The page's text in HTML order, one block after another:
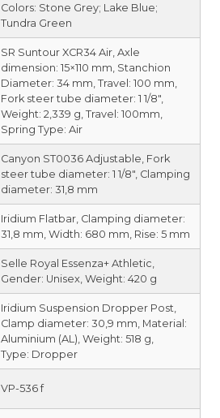
Colors: Stone Grey; Lake Blue;
Tundra Green
SR Suntour XCR34 Air, Axle
dimension: 15×110 mm, Stanchion
Diameter: 34 mm, Travel: 100 mm,
Fork steer tube diameter: 1 1/8″,
Weight: 2,339 g, Travel: 100mm,
Spring Type: Air
Canyon ST0036 Adjustable, Fork
steer tube diameter: 1 1/8″, Clamping
diameter: 31,8 mm
Iridium Flatbar, Clamping diameter:
31,8 mm, Width: 680 mm, Rise: 5 mm
Selle Royal Essenza+ Athletic,
Gender: Unisex, Weight: 420 g
Iridium Suspension Dropper Post,
Clamp diameter: 30,9 mm, Material:
Aluminium (AL), Weight: 518 g,
Type: Dropper
VP-536 f